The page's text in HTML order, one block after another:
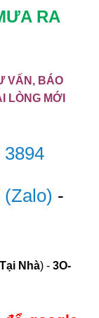
RA
VẤN, BÁO
LÒNG MỚI
3894
(Zalo) -
Tại Nhà) - 3O-